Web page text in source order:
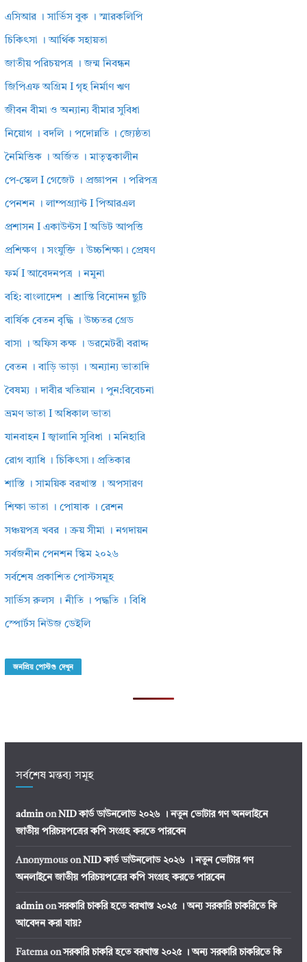
এসিআর । সার্ভিস বুক । স্মারকলিপি
চিকিৎসা । আর্থিক সহায়তা
জাতীয় পরিচয়পত্র । জন্ম নিবন্ধন
জিপিএফ অগ্রিম I গৃহ নির্মাণ ঋণ
জীবন বীমা ও অন্যান্য বীমার সুবিধা
নিয়োগ । বদলি । পদোন্নতি । জ্যেষ্ঠতা
নৈমিত্তিক । অর্জিত । মাতৃত্বকালীন
পে-স্কেল I গেজেট । প্রজ্ঞাপন । পরিপত্র
পেনশন । লাম্পগ্র্যান্ট I পিআরএল
প্রশাসন I একাউন্টস I অডিট আপত্তি
প্রশিক্ষণ । সংযুক্তি । উচ্চশিক্ষা। প্রেষণ
ফর্ম I আবেদনপত্র । নমুনা
বহি: বাংলাদেশ । শ্রান্তি বিনোদন ছুটি
বার্ষিক বেতন বৃদ্ধি । উচ্চতর গ্রেড
বাসা । অফিস কক্ষ । ডরমেটরী বরাদ্দ
বেতন । বাড়ি ভাড়া । অন্যান্য ভাতাদি
বৈষম্য । দাবীর খতিয়ান । পুন:বিবেচনা
ভ্রমণ ভাতা I অধিকাল ভাতা
যানবাহন I জ্বালানি সুবিধা । মনিহারি
রোগ ব্যাধি । চিকিৎসা। প্রতিকার
শাস্তি । সাময়িক বরখাস্ত । অপসারণ
শিক্ষা ভাতা । পোষাক । রেশন
সঞ্চয়পত্র খবর । ক্রয় সীমা । নগদায়ন
সর্বজনীন পেনশন স্কিম ২০২৬
সর্বশেষ প্রকাশিত পোস্টসমূহ
সার্ভিস রুলস । নীতি । পদ্ধতি । বিধি
স্পোর্টস নিউজ ডেইলি
জনপ্রিয় পোস্টগু দেখুন
সর্বশেষ মন্তব্য সমূহ
adminonNID কার্ড ডাউনলোড ২০২৬ । নতুন ভোটার গণ অনলাইনে
জাতীয় পরিচয়পত্রের কপি সংগ্রহ করতে পারবেন
AnonymousonNID কার্ড ডাউনলোড ২০২৬ । নতুন ভোটার গণ
অনলাইনে জাতীয় পরিচয়পত্রের কপি সংগ্রহ করতে পারবেন
adminonসরকারি চাকরি হতে বরখাস্ত ২০২৫ । অন্য সরকারি চাকরিতে কি
আবেদন করা যায়?
Fatemaonসরকারি চাকরি হতে বরখাস্ত ২০২৫ । অন্য সরকারি চাকরিতে কি